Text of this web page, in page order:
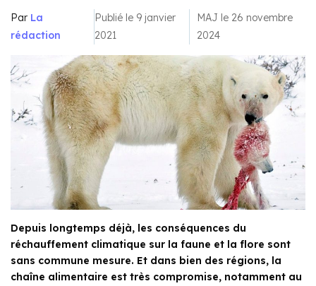
Par La
rédaction
Publié le 9 janvier
2021
MAJ le 26 novembre
2024
Depuis longtemps déjà, les conséquences du
réchauffement climatique sur la faune et la flore sont
sans commune mesure. Et dans bien des régions, la
chaîne alimentaire est très compromise, notamment au